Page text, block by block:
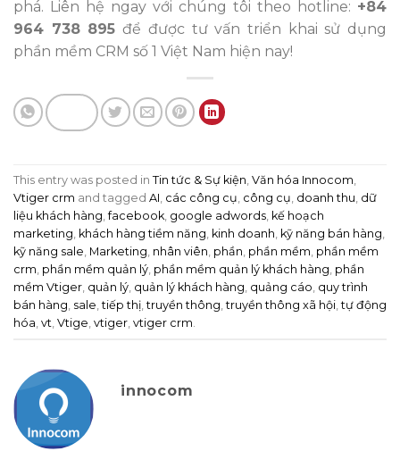
phá. Liên hệ ngay với chúng tôi theo hotline: +84
964 738 895 để được tư vấn triển khai sử dụng
phần mềm CRM số 1 Việt Nam hiện nay!
This entry was posted in Tin tức & Sự kiện Văn hóa Innocom
Vtiger crm and tagged AI các công cụ công cụ doanh thu dữ
liệu khách hàng ,facebook google adwords kế hoạch
marketing khách hàng tiềm năng kinh doanh kỹ năng bán hàng
kỹ năng sale Marketing nhân viên phần phần mềm phần mềm
crm phần mềm quản lý phần mềm quản lý khách hàng phần
mềm Vtiger quản lý quản lý khách hàng quảng cáo quy trình
bán hàng sale ,tiếp thị ,truyền thông ,truyền thông xã hội ,tự động
hóa vt Vtige vtiger vtiger crm
innocom